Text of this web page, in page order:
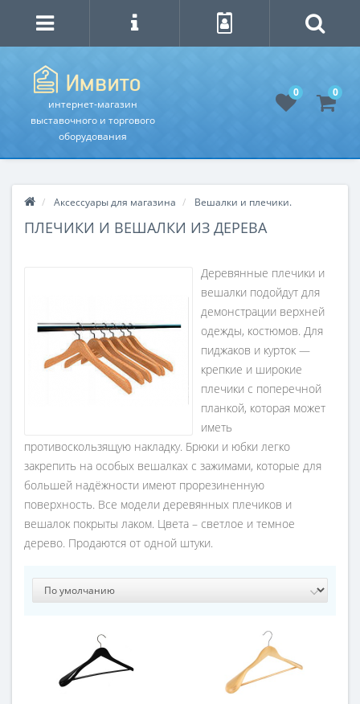
интернет-магазин
выставочного и торгового
оборудования
0 0
Аксессуары для магазина Вешалки и плечики.
ПЛЕЧИКИ И ВЕШАЛКИ ИЗ ДЕРЕВА
Деревянные плечики и
вешалки подойдут для
демонстрации верхней
одежды, костюмов. Для
пиджаков и курток —
крепкие и широкие
плечики с поперечной
планкой, которая может
иметь
противоскользящую накладку. Брюки и юбки легко
закрепить на особых вешалках с зажимами, которые для
большей надёжности имеют прорезиненную
поверхность. Все модели деревянных плечиков и
вешалок покрыты лаком. Цвета – светлое и темное
дерево. Продаются от одной штуки.